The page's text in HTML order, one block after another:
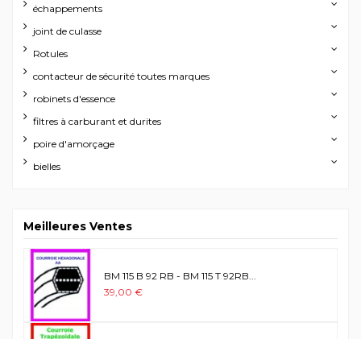
échappements
joint de culasse
Rotules
contacteur de sécurité toutes marques
robinets d'essence
filtres à carburant et durites
poire d'amorçage
bielles
Meilleures Ventes
BM 115 B 92 RB - BM 115 T 92RB...
39,00 €